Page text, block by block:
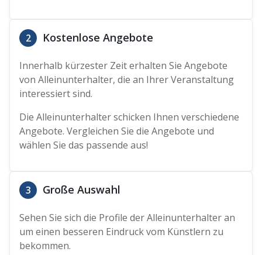
2 Kostenlose Angebote
Innerhalb kürzester Zeit erhalten Sie Angebote
von Alleinunterhalter, die an Ihrer Veranstaltung
interessiert sind.
Die Alleinunterhalter schicken Ihnen verschiedene
Angebote. Vergleichen Sie die Angebote und
wählen Sie das passende aus!
3 Große Auswahl
Sehen Sie sich die Profile der Alleinunterhalter an
um einen besseren Eindruck vom Künstlern zu
bekommen.